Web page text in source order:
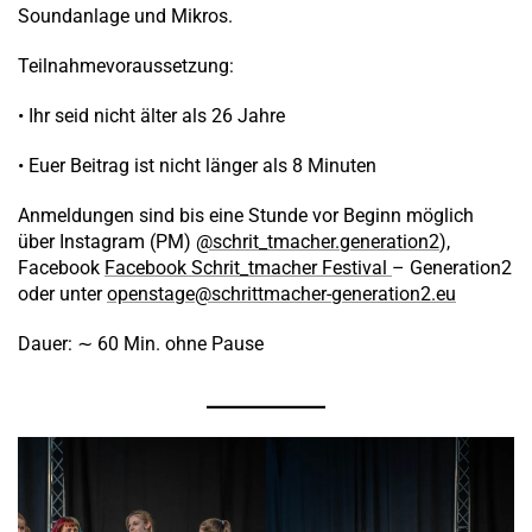
Soundanlage und Mikros.
Teilnahmevoraussetzung:
• Ihr seid nicht älter als 26 Jahre
• Euer Beitrag ist nicht länger als 8 Minuten
Anmeldungen sind bis eine Stunde vor Beginn möglich
über Instagram (PM) @schrit_tmacher.generation2),
Facebook Facebook Schrit_tmacher Festival – Generation2
oder unteropenstage@schrittmacher-generation2.eu
Dauer: ∼ 60 Min. ohne Pause